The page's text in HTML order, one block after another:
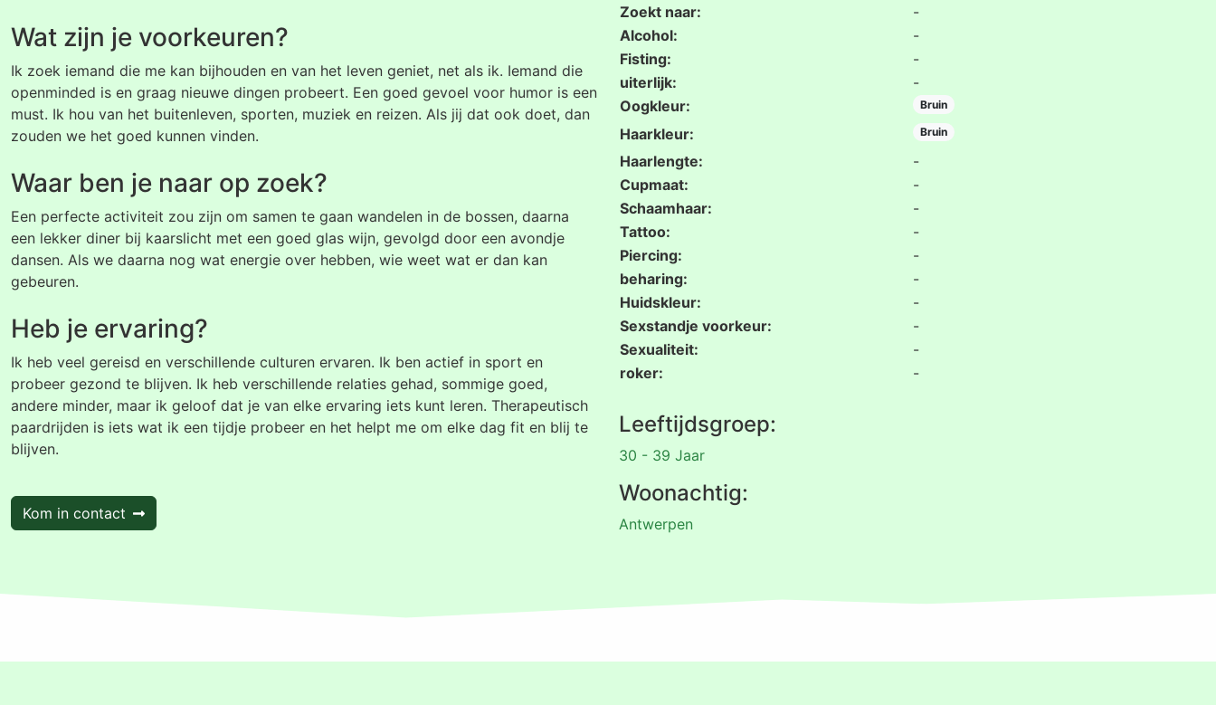
Wat zijn je voorkeuren?
Ik zoek iemand die me kan bijhouden en van het leven geniet, net als ik. Iemand die
openminded is en graag nieuwe dingen probeert. Een goed gevoel voor humor is een
must. Ik hou van het buitenleven, sporten, muziek en reizen. Als jij dat ook doet, dan
zouden we het goed kunnen vinden.
Waar ben je naar op zoek?
Een perfecte activiteit zou zijn om samen te gaan wandelen in de bossen, daarna
een lekker diner bij kaarslicht met een goed glas wijn, gevolgd door een avondje
dansen. Als we daarna nog wat energie over hebben, wie weet wat er dan kan
gebeuren.
Heb je ervaring?
Ik heb veel gereisd en verschillende culturen ervaren. Ik ben actief in sport en
probeer gezond te blijven. Ik heb verschillende relaties gehad, sommige goed,
andere minder, maar ik geloof dat je van elke ervaring iets kunt leren. Therapeutisch
paardrijden is iets wat ik een tijdje probeer en het helpt me om elke dag fit en blij te
blijven.
Kom in contact
Zoekt naar:
-
Alcohol:
-
Fisting:
-
uiterlijk:
-
Oogkleur:
Bruin
Haarkleur: Bruin
Haarlengte:
-
Cupmaat:
-
Schaamhaar:
-
Tattoo:
-
Piercing:
-
beharing:
-
Huidskleur:
-
Sexstandje voorkeur:
-
Sexualiteit:
-
roker:
-
Leeftijdsgroep:
30 - 39 Jaar
Woonachtig:
Antwerpen